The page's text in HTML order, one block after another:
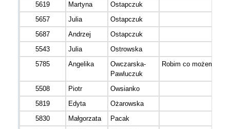
5619
Martyna
Ostapczuk
5657
Julia
Ostapczuk
5687
Andrzej
Ostapczuk
5543
Julia
Ostrowska
5785
Angelika
Owczarska-
Pawluczuk
Robim co możem
5508
Piotr
Owsianko
5819
Edyta
Ożarowska
5830
Małgorzata
Pacak